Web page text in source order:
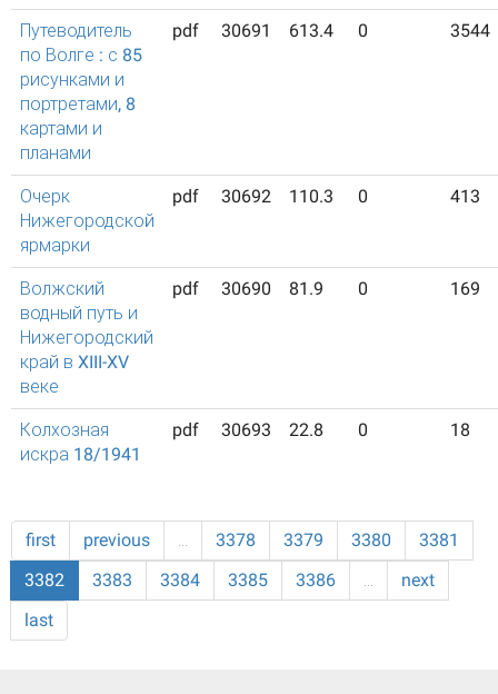
Путеводитель
по Волге : с 85
рисунками и
портретами, 8
картами и
планами
pdf 30691 613.4 0 3544
Очерк
Нижегородской
ярмарки
pdf 30692 110.3 0 413
Волжский
водный путь и
Нижегородский
край в XIII-XV
веке
pdf 30690 81.9 0 169
Колхозная
искра 18/1941
pdf 30693 22.8 0 18
first previous … 3378 3379 3380
3381
3382
3383 3384 3385 3386 …
next
last